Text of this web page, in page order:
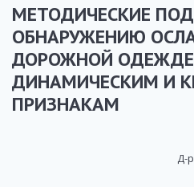
МЕТОДИЧЕСКИЕ
ОБНАРУЖЕНИЮ
ДОРОЖНОЙ
ДИНАМИЧЕСКИМ И
ПРИЗНАКАМ
Д-